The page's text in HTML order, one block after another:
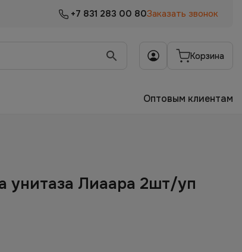
+7 831 283 00 80Заказать звонок
Корзина
Оптовым клиентам
унитаза Лиаара 2шт/уп